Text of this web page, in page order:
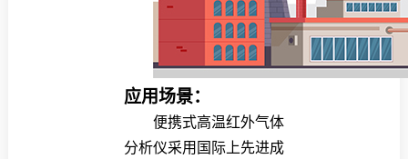
应用场景：
便携式高温红外气体
分析仪采用国际上先进成